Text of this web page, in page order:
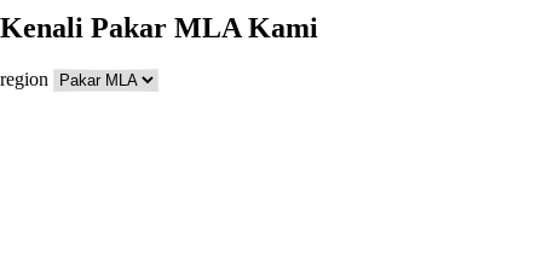
Kenali Pakar MLA Kami
region